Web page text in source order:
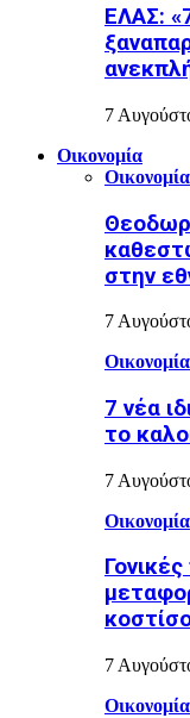
ΕΛΑΣ:
7
Οικονομία
Οικονομία
στην
7
Οικονομία
7 νέα
το
7
Οικονομία
7
Οικονομία